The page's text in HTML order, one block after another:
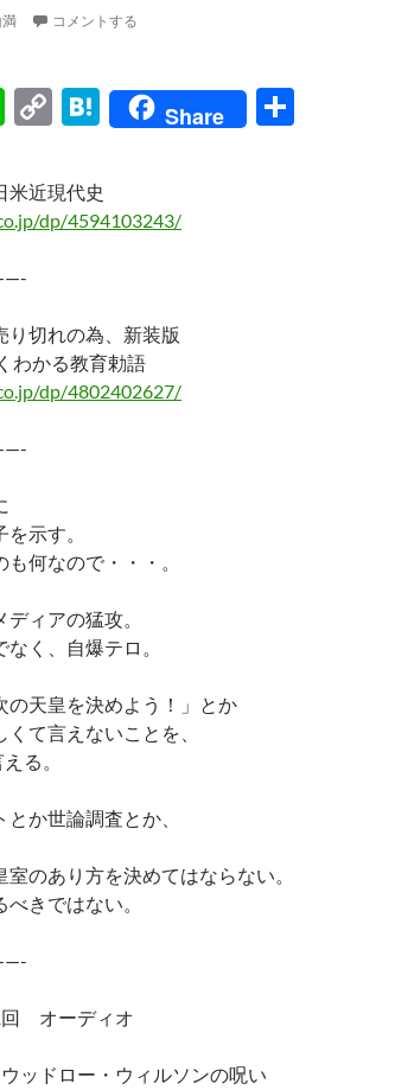
コメントする
Li
e
C
p
y
k
H
at
e
n
Share
近現代史
dp/4594103243/
切れの為、新装版
わかる教育勅語
dp/4802402627/
示す。
何なので・・・。
ィアの猛攻。
く、自爆テロ。
の天皇を決めよう！」とか
て言えないことを、
る。
か世論調査とか、
のあり方を決めてはならない。
きではない。
回 オーディオ
ッドロー・ウィルソンの呪い